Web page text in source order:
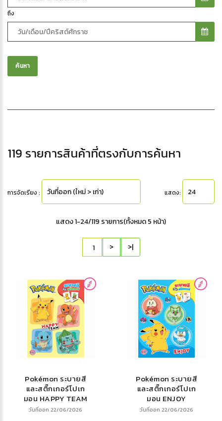
ถึง
119 รายการสินค้าที่ตรงกับการค้นหา
การจัดเรียง : แสดง:
แสดง 1-24/119 รายการ(ทั้งหมด 5 หน้า)
> >|
Pokémon ระบายสี
และสติ๊กเกอร์โปเก
มอน HAPPY TEAM
วันที่ออก 22/06/2026
Pokémon ระบายสี
และสติ๊กเกอร์โปเก
มอน ENJOY
วันที่ออก 22/06/2026